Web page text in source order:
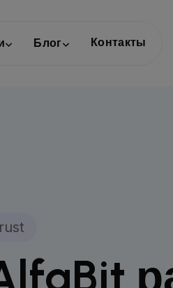
Блог Контакты